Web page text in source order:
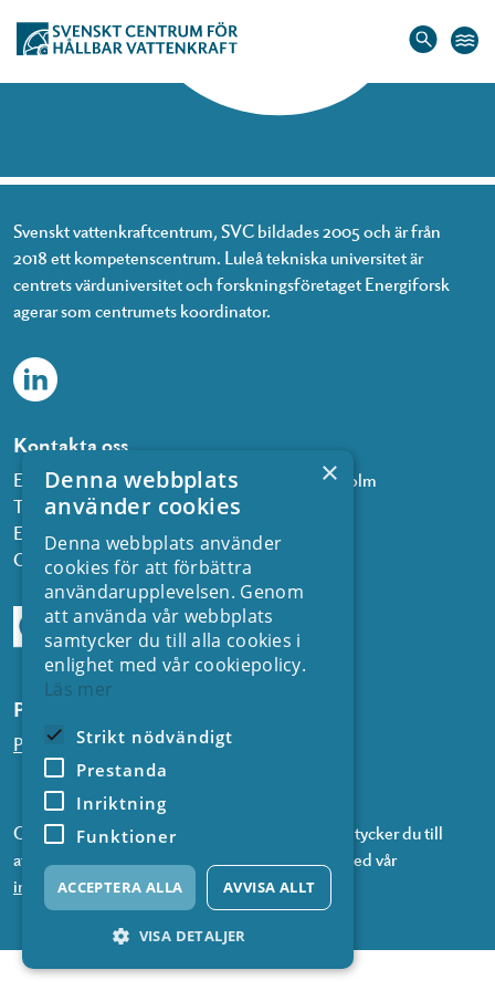
Svenskt vattenkraftcentrum, SVC bildades 2005 och är från
2018 ett kompetenscentrum. Luleå tekniska universitet är
centrets värduniversitet och forskningsföretaget Energiforsk
agerar som centrumets koordinator.
Kontakta oss
Energiforsk, Olof Palmes gata 11, 101 53 Stockholm
Telefon: 08 677 25 30
E-post:
kontakt@energiforsk.se
Org.nr: 556974-2116
Prenumerera på våra nyhetsbrev
Prenumerera på nyheter från SVC
Genom att prenumerera på våra nyhetsbrev samtycker du till
att vi använder information om dig i enlighet med vår
integritetspolicy.
×
Denna webbplats
använder cookies
Denna webbplats använder
cookies för att förbättra
användarupplevelsen. Genom
att använda vår webbplats
samtycker du till alla cookies i
enlighet med vår cookiepolicy.
Läs mer
Strikt nödvändigt
Prestanda
Inriktning
Funktioner
ACCEPTERA ALLA AVVISA ALLT
VISA DETALJER